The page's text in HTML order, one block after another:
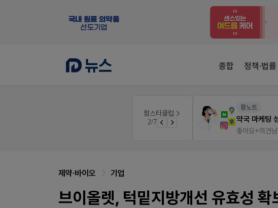
종합 정책·법률
팜스타클럽
3/7
약국 마케팅 성공사례
약사 전용 멤버
편한가 멤버
제약·바이오 기업
브이올렛, 턱밑지방개선 유효성